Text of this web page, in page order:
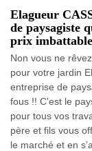
Elagueur
de paysagiste
prix
Non vous ne
pour votre jardin
entreprise de
fous !! C’est le
pour tous vos
père et fils vous
le marché et en